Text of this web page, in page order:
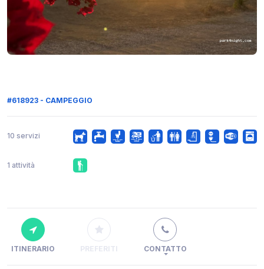
#618923 - CAMPEGGIO
10 servizi
1 attività
ITINERARIO PREFERITI CONTATTO